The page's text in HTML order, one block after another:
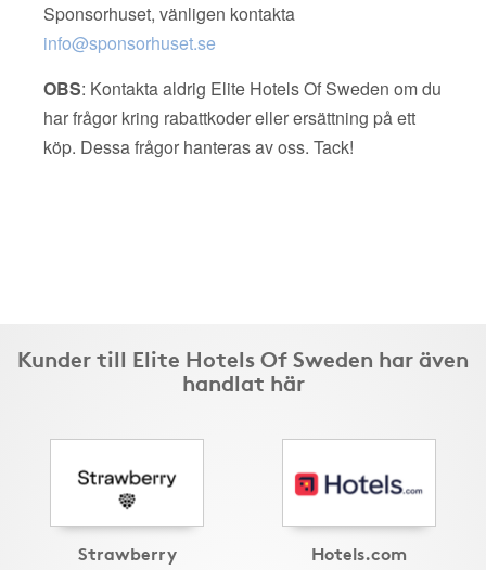
Sponsorhuset, vänligen kontakta
info@sponsorhuset.se
OBS: Kontakta aldrig Elite Hotels Of Sweden om du
har frågor kring rabattkoder eller ersättning på ett
köp. Dessa frågor hanteras av oss. Tack!
Kunder till Elite Hotels Of Sweden har även
handlat här
Strawberry Hotels.com